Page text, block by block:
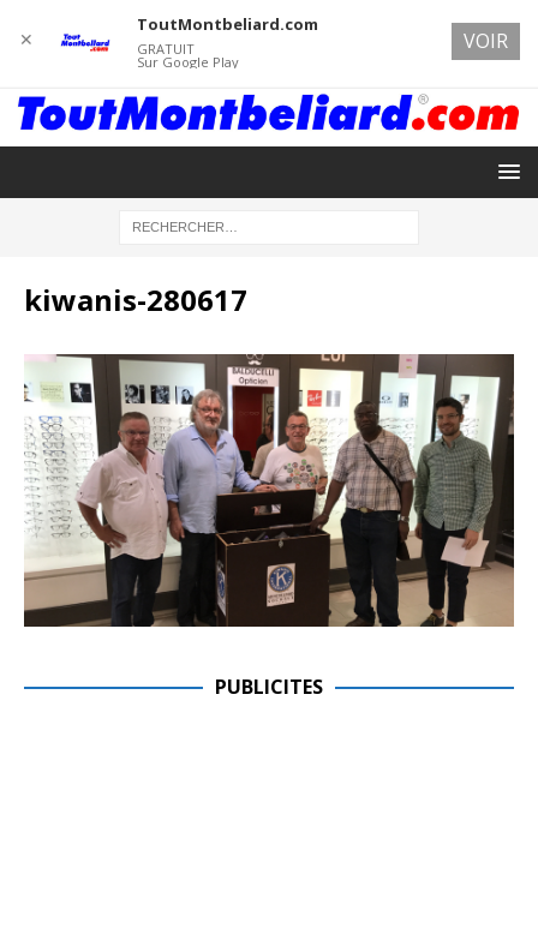
kiwanis-280617
PUBLICITES
✕
ToutMontbeliard.com
GRATUIT
Sur Google Play
VOIR